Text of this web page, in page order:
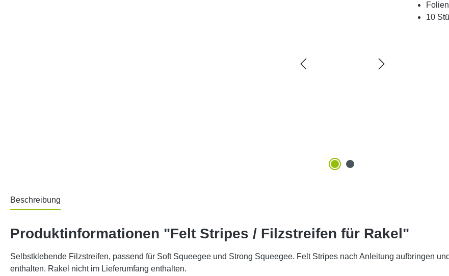
10
Beschreibung
Produktinformationen "Felt Stripes / Filzstreifen für Rakel"
Selbstklebende Filzstreifen, passend für Soft Squeegee und Strong Squeegee. Felt Stripes nach Anleitung aufbringen
enthalten. Rakel nicht im Lieferumfang enthalten.